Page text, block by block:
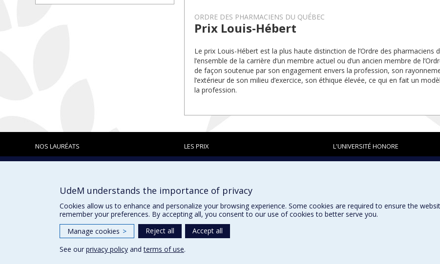
ORDRE DES PHARMACIENS DU QUÉBEC
Prix Louis-Hébert
Le prix Louis-Hébert est la plus haute distinction de l’Ordre des pharmaciens
l’ensemble de la carrière d’un membre actuel ou d’un ancien membre de
de façon soutenue par son engagement envers la profession, son
l’extérieur de son milieu d’exercice, son éthique élevée, ce qui en fait un
la profession.
NOS LAURÉATS LES PRIX L'UNIVERSITÉ HONORE
Terms of use Cookie Settings
UdeM understands the importance of privacy
Cookies allow us to enhance and personalize your browsing experience. Some cookies are required to ensure the
remember your preferences. By accepting all, you consent to our use of cookies to better serve you.
Manage cookies > Reject all
Accept all
See our privacy policy andterms of use.